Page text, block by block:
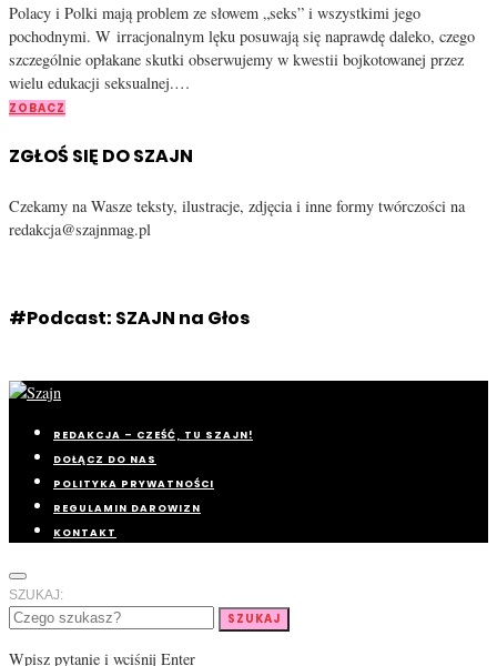
Polacy i Polki mają problem ze słowem „seks” i wszystkimi jego
pochodnymi. W irracjonalnym lęku posuwają się naprawdę daleko, czego
szczególnie opłakane skutki obserwujemy w kwestii bojkotowanej przez
wielu edukacji seksualnej.…
ZOBACZ
ZGŁOŚ SIĘ DO SZAJN
Czekamy na Wasze teksty, ilustracje, zdjęcia i inne formy twórczości na
redakcja@szajnmag.pl
#Podcast: SZAJN na Głos
REDAKCJA – CZEŚĆ, TU SZAJN!
DOŁĄCZ DO NAS
POLITYKA PRYWATNOŚCI
REGULAMIN DAROWIZN
KONTAKT
SZUKAJ:
SZUKAJ
Wpisz pytanie i wciśnij Enter